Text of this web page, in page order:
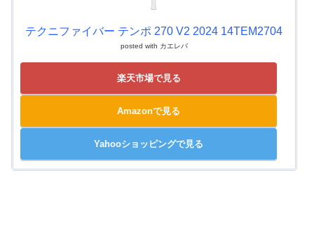
テクニファイバー テンポ 270 V2 2024 14TEM2704
posted with カエレバ
楽天市場で見る
Amazonで見る
Yahooショッピングで見る